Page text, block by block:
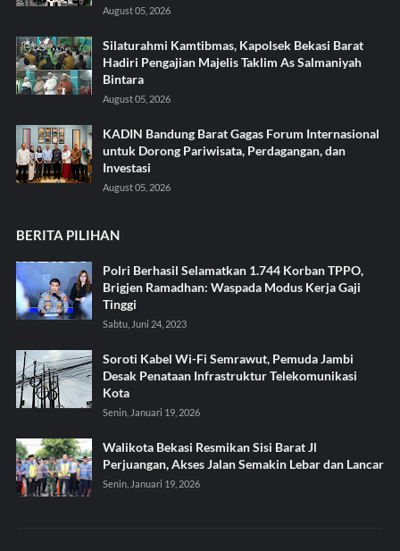
August 05, 2026
Silaturahmi Kamtibmas, Kapolsek Bekasi Barat
Hadiri Pengajian Majelis Taklim As Salmaniyah
Bintara
August 05, 2026
KADIN Bandung Barat Gagas Forum Internasional
untuk Dorong Pariwisata, Perdagangan, dan
Investasi
August 05, 2026
BERITA PILIHAN
Polri Berhasil Selamatkan 1.744 Korban TPPO,
Brigjen Ramadhan: Waspada Modus Kerja Gaji
Tinggi
Sabtu, Juni 24, 2023
Soroti Kabel Wi-Fi Semrawut, Pemuda Jambi
Desak Penataan Infrastruktur Telekomunikasi
Kota
Senin, Januari 19, 2026
Walikota Bekasi Resmikan Sisi Barat Jl
Perjuangan, Akses Jalan Semakin Lebar dan Lancar
Senin, Januari 19, 2026